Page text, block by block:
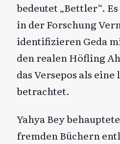
bedeutet „Bettler“.
in der Forschung
identifizieren Geda
den realen Höfling
das Versepos als
betrachtet.
Yahya Bey
fremden Büchern